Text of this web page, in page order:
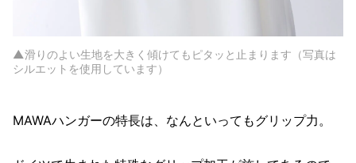
▲滑りのよい生地を大きく傾けてもピタッと止まります（写真は
シルエットを使用しています）
MAWAハンガーの特長は、なんといってもグリップ力。